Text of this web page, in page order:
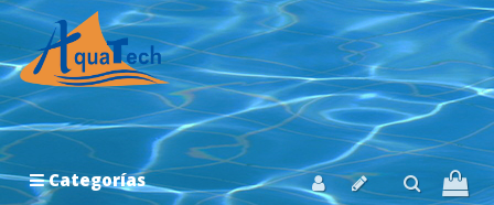
Categorías